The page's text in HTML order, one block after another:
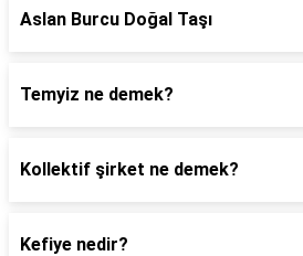
Aslan Burcu Doğal Taşı
Temyiz ne demek?
Kollektif şirket ne demek?
Kefiye nedir?